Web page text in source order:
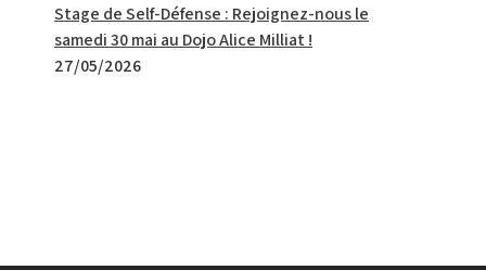
Stage de Self-Défense : Rejoignez-nous le
samedi 30 mai au Dojo Alice Milliat !
27/05/2026